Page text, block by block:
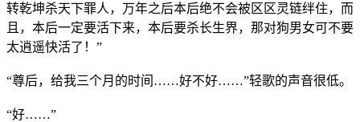
转乾坤杀天下罪人，万年之后本后绝不会被区区灵链绊住，而
且，本后一定要活下来，本后要杀长生界，那对狗男女可不要
太逍遥快活了！”
“尊后，给我三个月的时间……好不好……”轻歌的声音很低。
“好……”